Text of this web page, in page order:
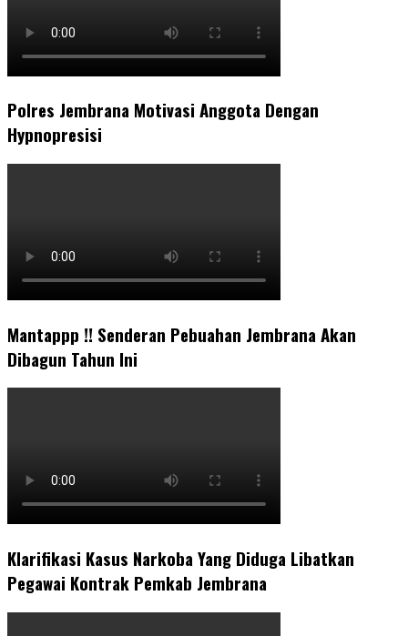
Polres Jembrana Motivasi Anggota Dengan
Hypnopresisi
Mantappp !! Senderan Pebuahan Jembrana Akan
Dibagun Tahun Ini
Klarifikasi Kasus Narkoba Yang Diduga Libatkan
Pegawai Kontrak Pemkab Jembrana